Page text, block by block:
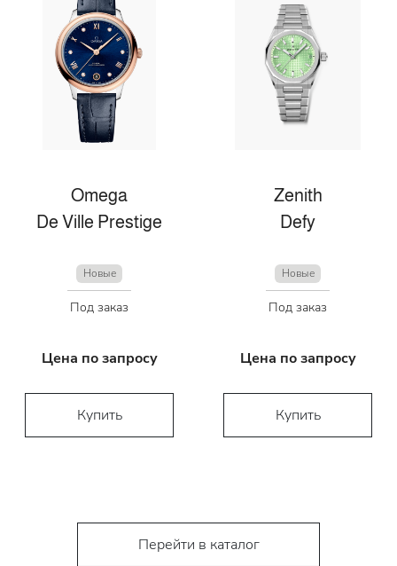
Omega
De Ville Prestige
Новые
Под заказ
Цена по запросу
Купить
Zenith
Defy
Новые
Под заказ
Цена по запросу
Купить
Перейти в каталог